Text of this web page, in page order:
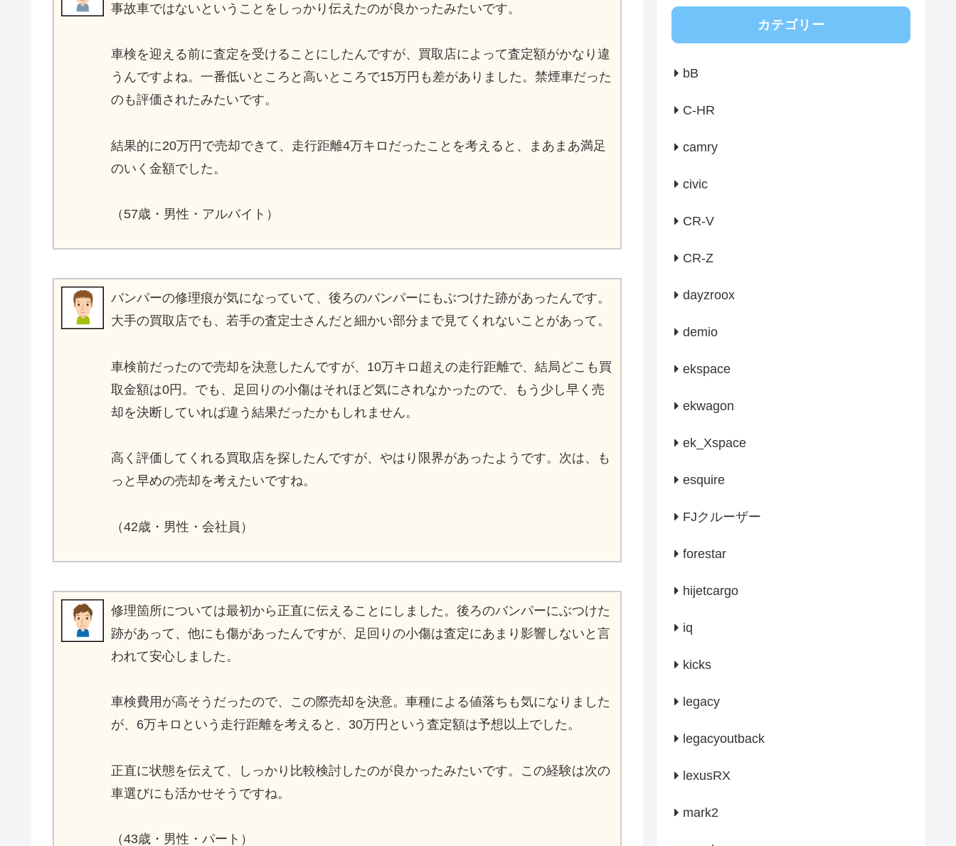
事故車ではないということをしっかり伝えたのが良かったみたいです。
車検を迎える前に査定を受けることにしたんですが、買取店によって査定額がかなり違
うんですよね。一番低いところと高いところで15万円も差がありました。禁煙車だった
のも評価されたみたいです。
結果的に20万円で売却できて、走行距離4万キロだったことを考えると、まあまあ満足
のいく金額でした。
（57歳・男性・アルバイト）
バンパーの修理痕が気になっていて、後ろのバンパーにもぶつけた跡があったんです。
大手の買取店でも、若手の査定士さんだと細かい部分まで見てくれないことがあって。
車検前だったので売却を決意したんですが、10万キロ超えの走行距離で、結局どこも買
取金額は0円。でも、足回りの小傷はそれほど気にされなかったので、もう少し早く売
却を決断していれば違う結果だったかもしれません。
高く評価してくれる買取店を探したんですが、やはり限界があったようです。次は、も
っと早めの売却を考えたいですね。
（42歳・男性・会社員）
修理箇所については最初から正直に伝えることにしました。後ろのバンパーにぶつけた
跡があって、他にも傷があったんですが、足回りの小傷は査定にあまり影響しないと言
われて安心しました。
車検費用が高そうだったので、この際売却を決意。車種による値落ちも気になりました
が、6万キロという走行距離を考えると、30万円という査定額は予想以上でした。
正直に状態を伝えて、しっかり比較検討したのが良かったみたいです。この経験は次の
車選びにも活かせそうですね。
（43歳・男性・パート）
カテゴリー
bB
C-HR
camry
civic
CR-V
CR-Z
dayzroox
demio
ekspace
ekwagon
ek_Xspace
esquire
FJクルーザー
forestar
hijetcargo
iq
kicks
legacy
legacyoutback
lexusRX
mark2